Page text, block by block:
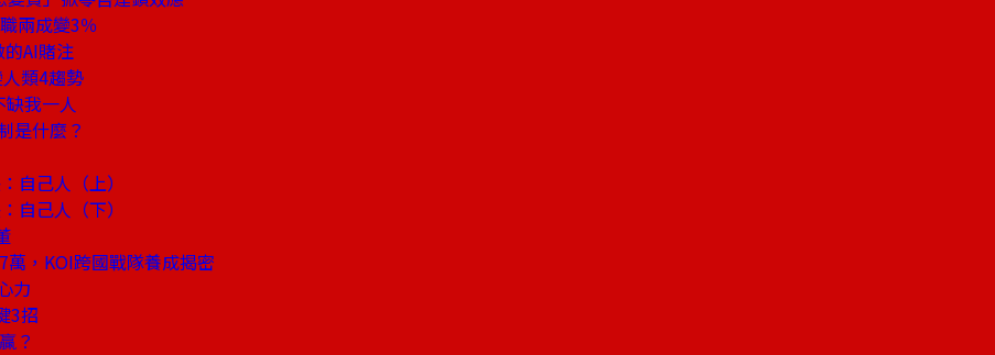
兩成變3％
AI賭注
類4趨勢
我一人
是什麼？
自己人（上）
自己人（下）
，KOI跨國戰隊養成揭密
力
3招
？